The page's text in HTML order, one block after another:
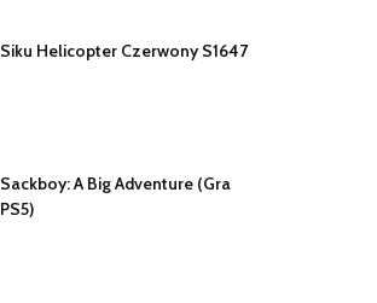
Siku Helicopter Czerwony S1647
Sackboy: A Big Adventure (Gra
PS5)